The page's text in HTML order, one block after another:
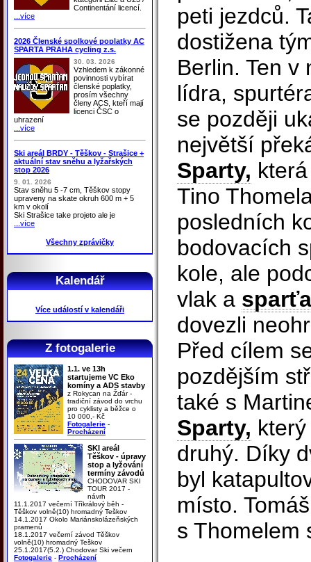
Continentání licencí.
...více
2026 Členské spolkové poplatky AC
SPARTA PRAHA cycling z.s.
30. 03. 2026
Vzhledem k zákonné
povinnosti vybírat
členské poplatky,
prosím všechny
členy ACS, kteří mají
licenci ČSC o
uhrazení
...více
Ski areál BRDY - Těškov - Strašice +
aktuální stav sněhu a lyžařských
stop 2026
9. 01. 2026
Stav sněhu 5 -7 cm, Těškov stopy
upraveny na skate okruh 600 m + 5
km v okolí
Ski Strašice take projeto ale je
...více
Všechny zprávičky
Kalendář
Více událostí v kalendáři
Z fotogalerie
1.1. ve 13h
startujeme VC Eko
komíny a ADS stavby
z Rokycan na Žďár -
tradiční závod do vrchu
pro cyklisty a běžce o
10 000,- Kč
Fotogalerie -
Procházení
SKI areál
Těškov - úpravy
stop a lyžování
termíny závodů
CHODOVAR SKI
TOUR 2017 -
návrh
11.1.2017 večerní Tříkrálový běh -
Těškov volně(10) hromadný Teškov
14.1.2017 Okolo Mariánskolázeňských
pramenů
18.1.2017 večerní závod Těškov
volně(10) hromadný Teškov
25.1.2017(5.2.) Chodovar Ski večern
Fotogalerie - Procházení
peti jezdců.
dostižena
Berlin. Ten v
lídra,
se později
největší
Sparty,
Tino
posledních
bodovacích
kole, ale
vlak a
dovezli
Před cílem
pozdějším
také s
Sparty,
druhý. Díky
byl
místo.
s Thomelem